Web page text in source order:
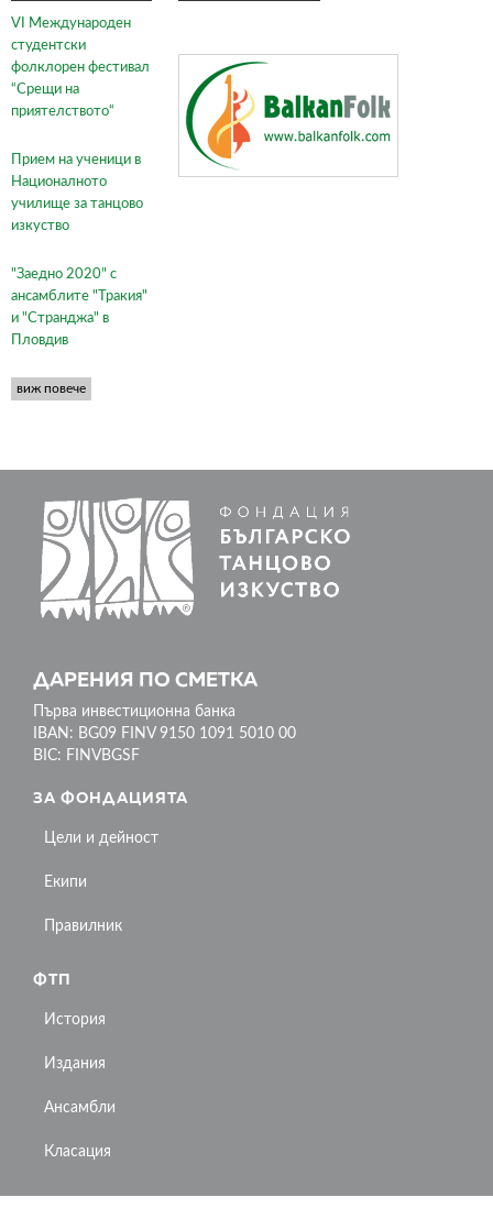
VI Международен
студентски
фолклорен фестивал
“Срещи на
приятелството“
Прием на ученици в
Националното
училище за танцово
изкуство
"Заедно 2020" с
ансамблите "Тракия"
и "Странджа" в
Пловдив
виж повече
ДАРЕНИЯ ПО СМЕТКА
Първа инвестиционна банка
IBAN: BG09 FINV 9150 1091 5010 00
BIC: FINVBGSF
ЗА ФОНДАЦИЯТА
Цели и дейност
Екипи
Правилник
ФТП
История
Издания
Ансамбли
Класация